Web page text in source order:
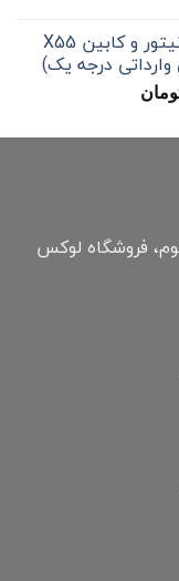
است. محافظ خودترمیم کنسول و مانیتور و کابین X55
تومان
قیمت
2,700,000 تومان
فروشگاه لوکس